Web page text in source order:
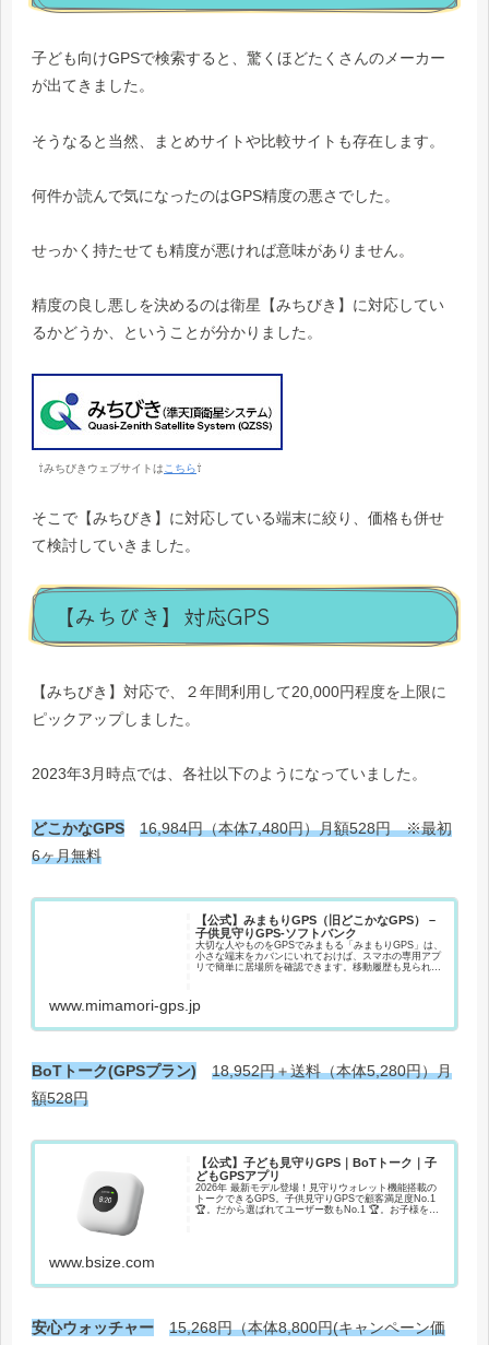
子ども向けGPSで検索すると、驚くほどたくさんのメーカー
が出てきました。
そうなると当然、まとめサイトや比較サイトも存在します。
何件か読んで気になったのはGPS精度の悪さでした。
せっかく持たせても精度が悪ければ意味がありません。
精度の良し悪しを決めるのは衛星【みちびき】に対応してい
るかどうか、ということが分かりました。
⇧みちびきウェブサイトはこちら⇧
そこで【みちびき】に対応している端末に絞り、価格も併せ
て検討していきました。
【みちびき】対応GPS
【みちびき】対応で、２年間利用して20,000円程度を上限に
ピックアップしました。
2023年3月時点では、各社以下のようになっていました。
どこかなGPS
16,984円（本体7,480円）月額528円 ※最初
6ヶ月無料
【公式】みまもりGPS（旧どこかなGPS） –
子供見守りGPS-ソフトバンク
大切な人やものをGPSでみまもる「みまもりGPS」は、
小さな端末をカバンにいれておけば、スマホの専用アプ
リで簡単に居場所を確認できます。移動履歴も見られま
www.mimamori-gps.jp
BoTトーク(GPSプラン)
18,952円＋送料（本体5,280円）月
額528円
【公式】子ども見守りGPS｜BoTトーク｜子
どもGPSアプリ
2026年 最新モデル登場！見守りウォレット機能搭載の
トークできるGPS。子供見守りGPSで顧客満足度No.1
🏆。だから選ばれてユーザー数もNo.1 🏆。お子様を見
www.bsize.com
安心ウォッチャー
15,268円（本体8,800円(キャンペーン価